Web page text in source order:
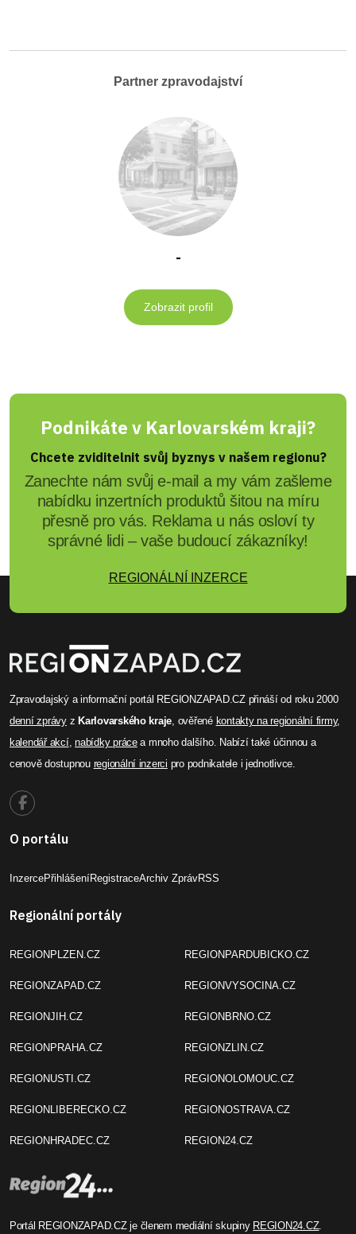
Partner zpravodajství
-
Zobrazit profil
Podnikáte v Karlovarském kraji?
Chcete zviditelnit svůj byznys v našem regionu?
Zanechte nám svůj e-mail a my vám zašleme
nabídku inzertních produktů šitou na míru
přesně pro vás. Reklama u nás osloví ty
správné lidi – vaše budoucí zákazníky!
REGIONÁLNÍ INZERCE
Zpravodajský a informační portál REGIONZAPAD.CZ přináší od roku 2000
denní zprávyz Karlovarského kraje, ověřené kontakty na regionální firmy,
kalendář akcí,nabídky prácea mnoho dalšího. Nabízí také účinnou a
cenově dostupnou regionální inzerci pro podnikatele i jednotlivce.
O portálu
InzercePřihlášeníRegistraceArchiv ZprávRSS
Regionální portály
REGIONPLZEN.CZ
REGIONZAPAD.CZ
REGIONJIH.CZ
REGIONPRAHA.CZ
REGIONUSTI.CZ
REGIONLIBERECKO.CZ
REGIONHRADEC.CZ
REGIONPARDUBICKO.CZ
REGIONVYSOCINA.CZ
REGIONBRNO.CZ
REGIONZLIN.CZ
REGIONOLOMOUC.CZ
REGIONOSTRAVA.CZ
REGION24.CZ
Portál REGIONZAPAD.CZ je členem mediální skupiny REGION24.CZ.